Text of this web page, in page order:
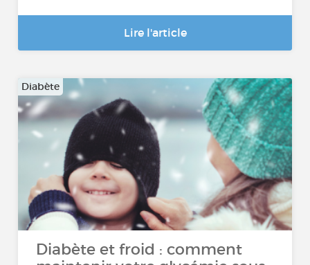
Lire l'article
Diabète
Diabète et froid : comment